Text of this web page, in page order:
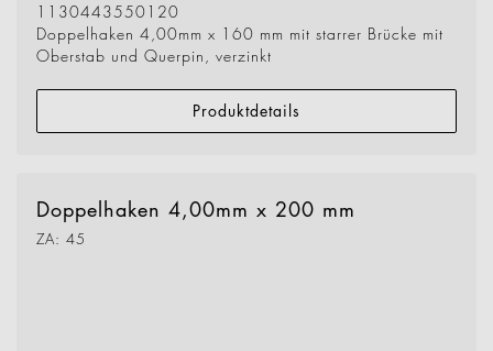
1130443550120
Doppelhaken 4,00mm x 160 mm mit starrer Brücke mit
Oberstab und Querpin, verzinkt
Produktdetails
Doppelhaken 4,00mm x 200 mm
ZA: 45